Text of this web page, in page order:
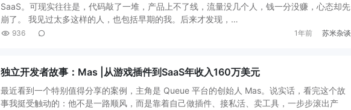
SaaS。可现实往往是，代码敲了一堆，产品上不了线，流量没几个人，钱一分没赚，心态却先
崩了。 我见过太多这样的人，也包括早期的我。后来才发现，…
936 1年前 苏米杂谈
独立开发者故事：Mas |从游戏插件到SaaS年收入160万美元
最近看到一个特别值得分享的案例，主角是 Queue 平台的创始人 Mas。说实话，看完这个故
事我挺受触动的：他不是一路顺风，而是靠着自己做插件、接私活、卖工具，一步步滚出产